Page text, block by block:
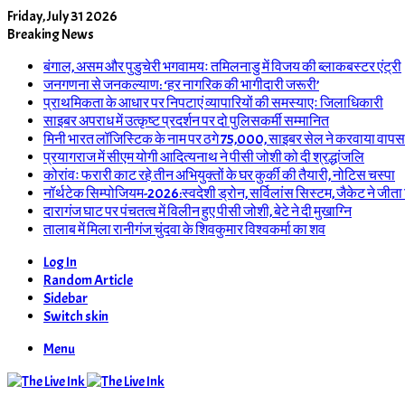
Friday, July 31 2026
Breaking News
बंगाल, असम और पुडुचेरी भगवामयः तमिलनाडु में विजय की ब्लाकबस्टर एंट्री
जनगणना से जनकल्याण: ‘हर नागरिक की भागीदारी जरूरी’
प्राथमिकता के आधार पर निपटाएं व्यापारियों की समस्याएः जिलाधिकारी
साइबर अपराध में उत्कृष्ट प्रदर्शन पर दो पुलिसकर्मी सम्मानित
मिनी भारत लॉजिस्टिक के नाम पर ठगे 75,000, साइबर सेल ने करवाया वापस
प्रयागराज में सीएम योगी आदित्यनाथ ने पीसी जोशी को दी श्रद्धांजलि
कोरांवः फरारी काट रहे तीन अभियुक्तों के घर कुर्की की तैयारी, नोटिस चस्पा
नॉर्थटेक सिम्पोजियम-2026:स्वदेशी ड्रोन, सर्विलांस सिस्टम, जैकेट ने जीता
दारागंज घाट पर पंचतत्व में विलीन हुए पीसी जोशी, बेटे ने दी मुखाग्नि
तालाब में मिला रानीगंज चुंदवा के शिवकुमार विश्वकर्मा का शव
Log In
Random Article
Sidebar
Switch skin
Menu